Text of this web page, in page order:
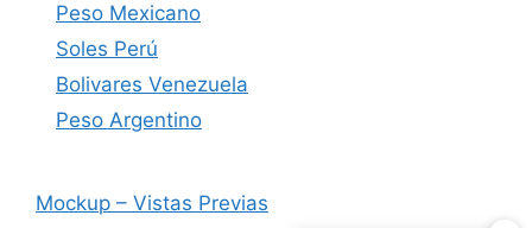
Peso Mexicano
Soles Perú
Bolivares Venezuela
Peso Argentino
Mockup – Vistas Previas